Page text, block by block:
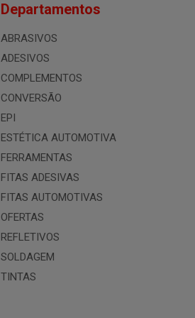
Departamentos
ABRASIVOS
ADESIVOS
COMPLEMENTOS
CONVERSÃO
EPI
ESTÉTICA AUTOMOTIVA
FERRAMENTAS
FITAS ADESIVAS
FITAS AUTOMOTIVAS
OFERTAS
REFLETIVOS
SOLDAGEM
TINTAS